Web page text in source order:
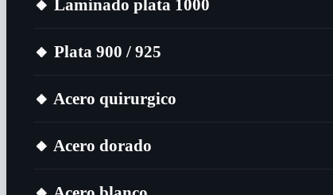
🔸​ Laminado plata 1000
🔸​ Plata 900 / 925
🔸​ Acero quirurgico
🔸​ Acero dorado